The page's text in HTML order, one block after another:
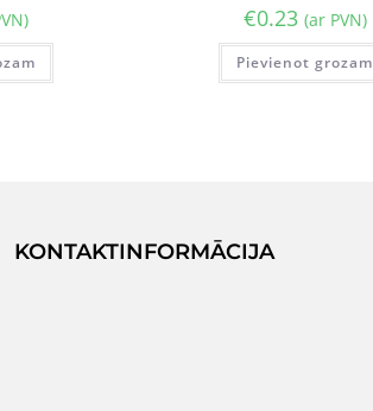
€0.23 (ar PVN)
Pievienot grozam
KONTAKTINFORMĀCIJA